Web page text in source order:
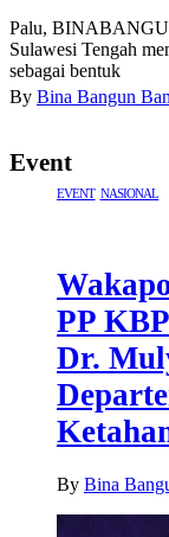
Palu,
Sulawesi Tengah
sebagai bentuk
By Bina Bangun
Event
EVENT NASIONAL
PP
Dr.
By Bina